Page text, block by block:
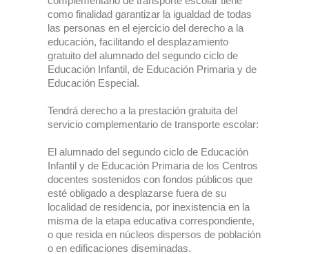
Contacto
como finalidad garantizar la igualdad de todas
las personas en el ejercicio del derecho a la
educación, facilitando el desplazamiento
gratuito del alumnado del segundo ciclo de
Educación Infantil, de Educación Primaria y de
Educación Especial.
Tendrá derecho a la prestación gratuita del
servicio complementario de transporte escolar:
El alumnado del segundo ciclo de Educación
Infantil y de Educación Primaria de los Centros
docentes sostenidos con fondos públicos que
esté obligado a desplazarse fuera de su
localidad de residencia, por inexistencia en la
misma de la etapa educativa correspondiente,
o que resida en núcleos dispersos de población
o en edificaciones diseminadas.